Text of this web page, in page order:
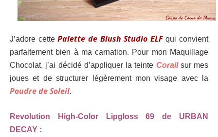
J’adore cettePalette de Blush Studio ELFqui convient
parfaitement bien à ma carnation. Pour mon Maquillage
Chocolat, j’ai décidé d’appliquer la teinte Corail sur mes
joues et de structurer légèrement mon visage avec la
Poudre de Soleil.
Revolution High-Color Lipgloss 69 de URBAN
DECAY :